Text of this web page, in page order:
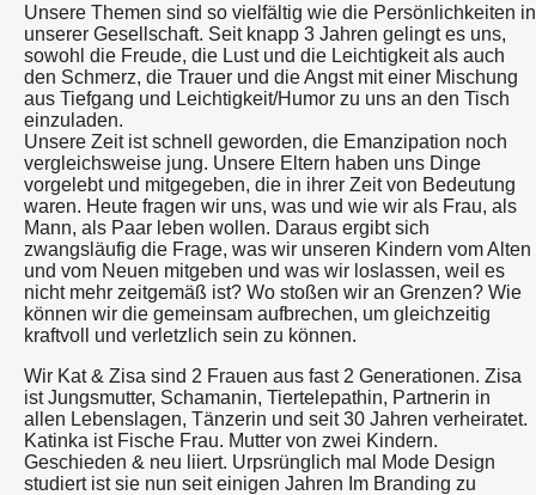
Unsere Themen sind so vielfältig wie die Persönlichkeiten in
unserer Gesellschaft. Seit knapp 3 Jahren gelingt es uns,
sowohl die Freude, die Lust und die Leichtigkeit als auch
den Schmerz, die Trauer und die Angst mit einer Mischung
aus Tiefgang und Leichtigkeit/Humor zu uns an den Tisch
einzuladen.
Unsere Zeit ist schnell geworden, die Emanzipation noch
vergleichsweise jung. Unsere Eltern haben uns Dinge
vorgelebt und mitgegeben, die in ihrer Zeit von Bedeutung
waren. Heute fragen wir uns, was und wie wir als Frau, als
Mann, als Paar leben wollen. Daraus ergibt sich
zwangsläufig die Frage, was wir unseren Kindern vom Alten
und vom Neuen mitgeben und was wir loslassen, weil es
nicht mehr zeitgemäß ist? Wo stoßen wir an Grenzen? Wie
können wir die gemeinsam aufbrechen, um gleichzeitig
kraftvoll und verletzlich sein zu können.
Wir Kat & Zisa sind 2 Frauen aus fast 2 Generationen. Zisa
ist Jungsmutter, Schamanin, Tiertelepathin, Partnerin in
allen Lebenslagen, Tänzerin und seit 30 Jahren verheiratet.
Katinka ist Fische Frau. Mutter von zwei Kindern.
Geschieden & neu liiert. Urpsrünglich mal Mode Design
studiert ist sie nun seit einigen Jahren Im Branding zu